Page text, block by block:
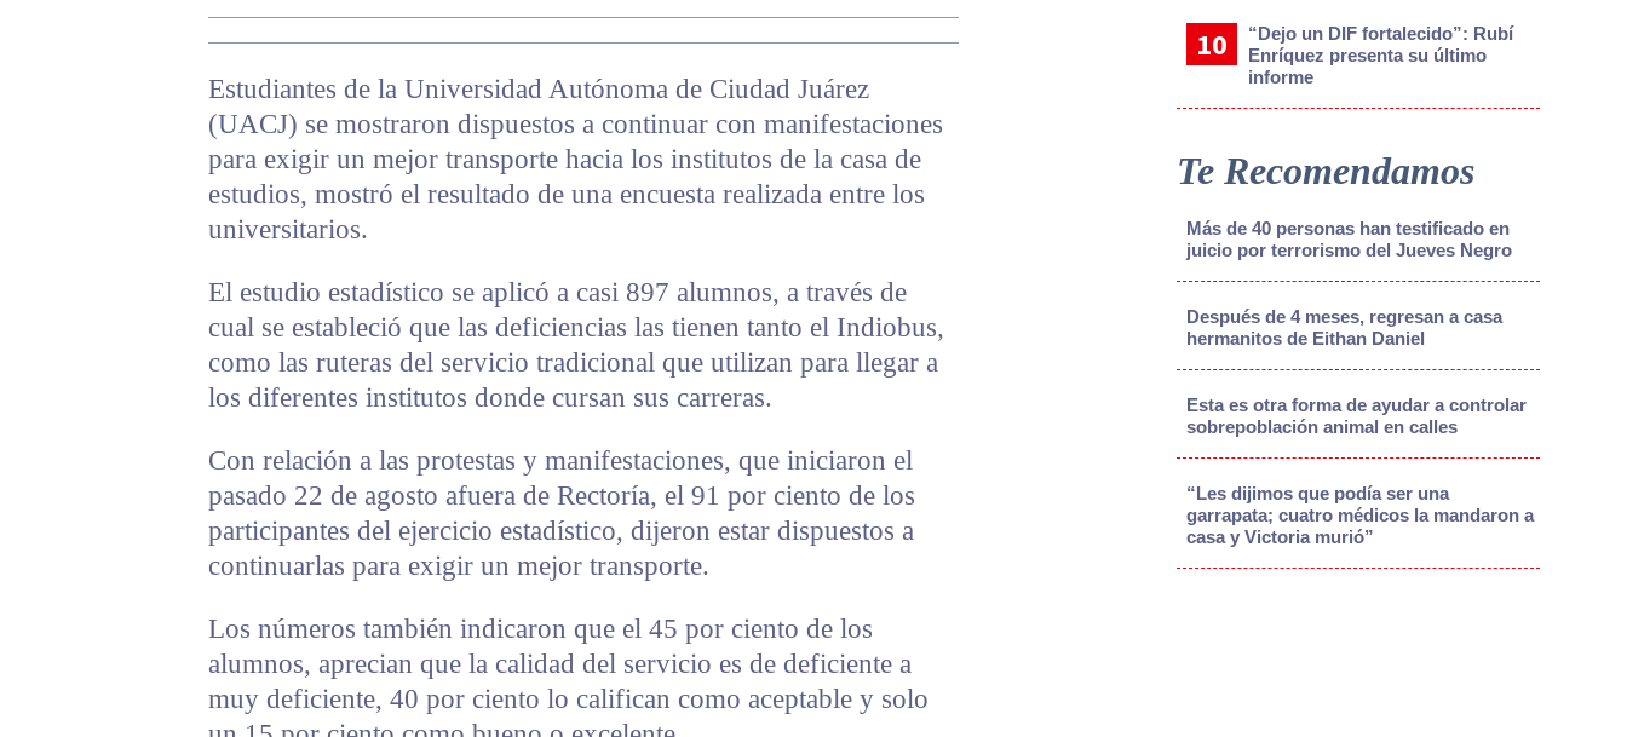
Estudiantes de la Universidad Autónoma de Ciudad Juárez
(UACJ) se mostraron dispuestos a continuar con manifestaciones
para exigir un mejor transporte hacia los institutos de la casa de
estudios, mostró el resultado de una encuesta realizada entre los
universitarios.
El estudio estadístico se aplicó a casi 897 alumnos, a través de
cual se estableció que las deficiencias las tienen tanto el Indiobus,
como las ruteras del servicio tradicional que utilizan para llegar a
los diferentes institutos donde cursan sus carreras.
Con relación a las protestas y manifestaciones, que iniciaron el
pasado 22 de agosto afuera de Rectoría, el 91 por ciento de los
participantes del ejercicio estadístico, dijeron estar dispuestos a
continuarlas para exigir un mejor transporte.
Los números también indicaron que el 45 por ciento de los
alumnos, aprecian que la calidad del servicio es de deficiente a
muy deficiente, 40 por ciento lo califican como aceptable y solo
“Dejo un DIF fortalecido”: Rubí
Enríquez presenta su último
informe
Te Recomendamos
Más de 40 personas han testificado en
juicio por terrorismo del Jueves Negro
Después de 4 meses, regresan a casa
hermanitos de Eithan Daniel
Esta es otra forma de ayudar a controlar
sobrepoblación animal en calles
“Les dijimos que podía ser una
garrapata; cuatro médicos la mandaron a
casa y Victoria murió”